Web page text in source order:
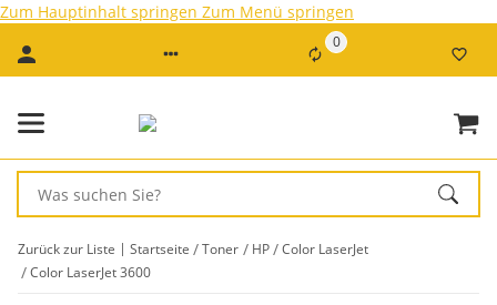
Zum Hauptinhalt springen Zum Menü springen
0
Zurück zur Liste Startseite Toner HP
Color LaserJet
Color LaserJet 3600